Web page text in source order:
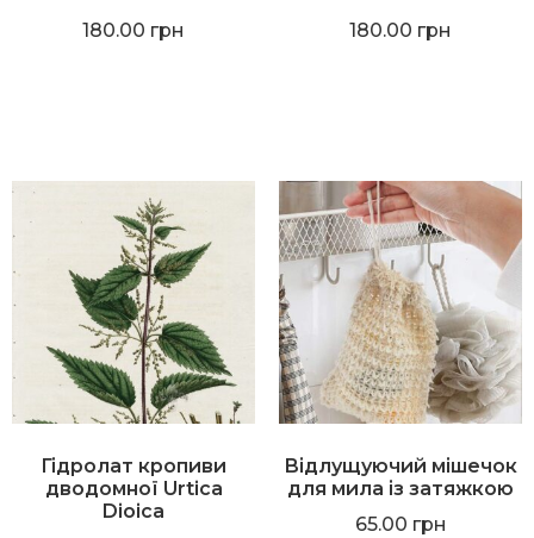
180.00 грн 180.00 грн
Гідролат кропиви
дводомної Urtica
Dioica
Відлущуючий мішечок
для мила із затяжкою
65.00 грн